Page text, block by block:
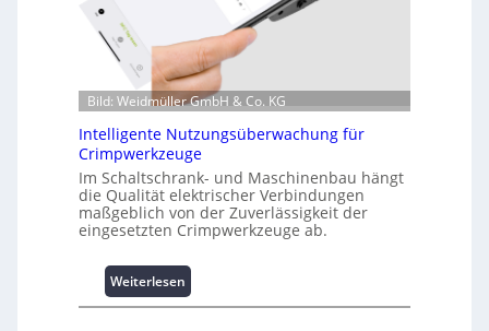
Bild: Weidmüller GmbH & Co. KG
Intelligente Nutzungsüberwachung für
Crimpwerkzeuge
Im Schaltschrank- und Maschinenbau hängt
die Qualität elektrischer Verbindungen
maßgeblich von der Zuverlässigkeit der
eingesetzten Crimpwerkzeuge ab.
Weiterlesen:
I